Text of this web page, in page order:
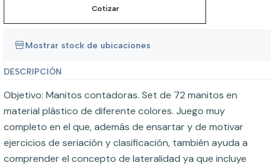
Cotizar
Mostrar stock de ubicaciones
DESCRIPCIÓN
Objetivo: Manitos contadoras. Set de 72 manitos en
material plástico de diferente colores. Juego muy
completo en el que, además de ensartar y de motivar
ejercicios de seriación y clasificación, también ayuda a
comprender el concepto de lateralidad ya que incluye